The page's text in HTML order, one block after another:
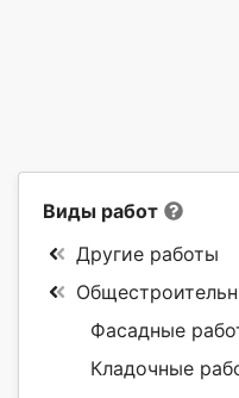
Виды работ
Другие работы
Фасадные
Кладочные